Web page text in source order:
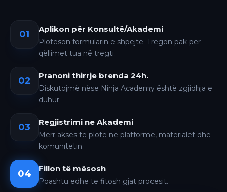
01 Aplikon për Konsultë/Akademi
Plotëson formularin e shpejtë. Tregon pak për
qëllimet tua në tregti.
02 Pranoni thirrje brenda 24h.
Diskutojmë nëse Ninja Academy është zgjidhja e
duhur.
03 Regjistrimi ne Akademi
Merr akses të plotë në platformë, materialet dhe
komunitetin.
04 Fillon të mësosh
Poashtu edhe te fitosh gjat procesit.